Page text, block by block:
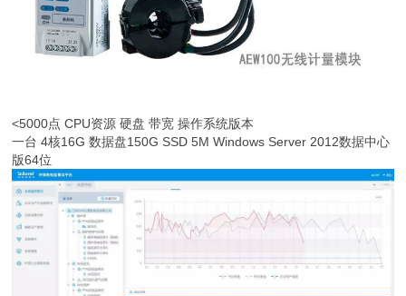
<5000点 CPU资源 硬盘 带宽 操作系统版本
一台 4核16G 数据盘150G SSD 5M Windows Server 2012数据中心
版64位